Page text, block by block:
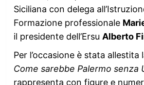
Siciliana con delega
Formazione professionale
il presidente dell’Ersu Alberto
Per l’occasione è stata allestita
Come sarebbe Palermo senza
rappresenta con figure e